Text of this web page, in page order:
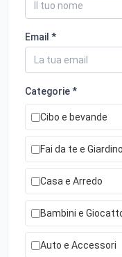
Email *
Categorie *
Cibo e bevande
Fai da te e Giardino
Casa e Arredo
Bambini e
Auto e Accessori